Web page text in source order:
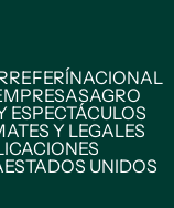
REFERÍNACIONAL
AGRO
ESPECTÁCULOS
Y LEGALES
ESTADOS UNIDOS